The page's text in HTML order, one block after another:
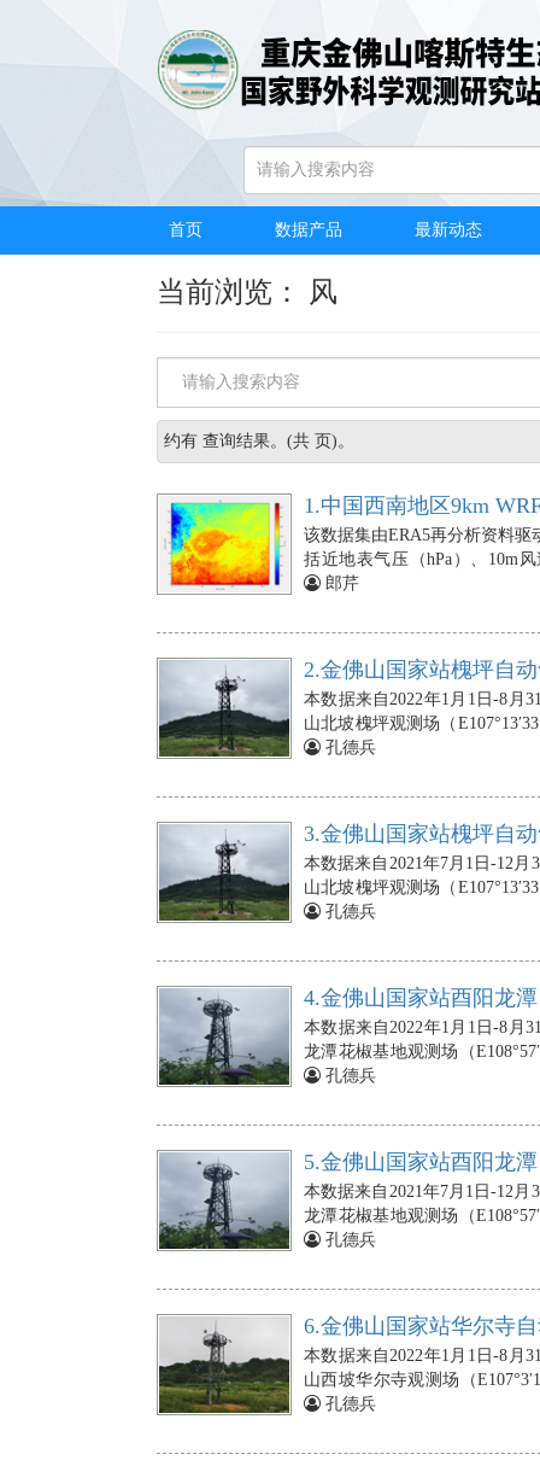
首页 数据产品 最新动态
数据产品 / 关键词浏览
当前浏览： 风
约有 查询结果。(共 页)。
1.中国西南地区9km
该数据集由ERA5再分析资料
括近地表气压（hPa）、10m
（W/m-2）、下行长波辐射（
程模拟提供高时空分辨率的大
郎芹
2.金佛山国家站槐坪自
本数据来自2022年1月1日-8月
山北坡槐坪观测场（
站的空气温度、相对湿度传感
朝向正南；光合有效辐射传感
2cm、5cm、10cm、20cm、
2cm、5cm、10cm、20cm、
块）依次埋设在地下5cm、10
个），埋在地下5 cm，在距离
的缺失，则由NAN标示。
孔德兵
3.金佛山国家站槐坪自
本数据来自2021年7月1日-12
山北坡槐坪观测场（
站的空气温度、相对湿度传感
朝向正南；光合有效辐射传感
2cm、5cm、10cm、20cm、
2cm、5cm、10cm、20cm、
块）依次埋设在地下5cm、10
个），埋在地下5 cm，在距离
的缺失，则由NAN标示。
孔德兵
4.金佛山国家站酉阳龙
本数据来自2022年1月1日-8月
龙潭花椒基地观测场（
站的空气温度、相对湿度传感
朝向正南；光合有效辐射传感
20cm、40cm、60cm、80cm
地下2cm、5cm、10cm、20cm
板（3块）依次埋设在地下5cm
（3个），埋在地下5、10、
10min），若出现数据的缺失，
孔德兵
5.金佛山国家站酉阳龙
本数据来自2021年7月1日-12
龙潭花椒基地观测场（
站的空气温度、相对湿度传感
朝向正南；光合有效辐射传感
20cm、40cm、60cm、80cm
地下2cm、5cm、10cm、20cm
板（3块）依次埋设在地下5cm
（3个），埋在地下5、10、
10min），若出现数据的缺失，
孔德兵
6.金佛山国家站华尔寺
本数据来自2022年1月1日-8月
山西坡华尔寺观测场（
象站的空气温度、相对湿度传
处，朝向正南；光合有效辐射
孔德兵